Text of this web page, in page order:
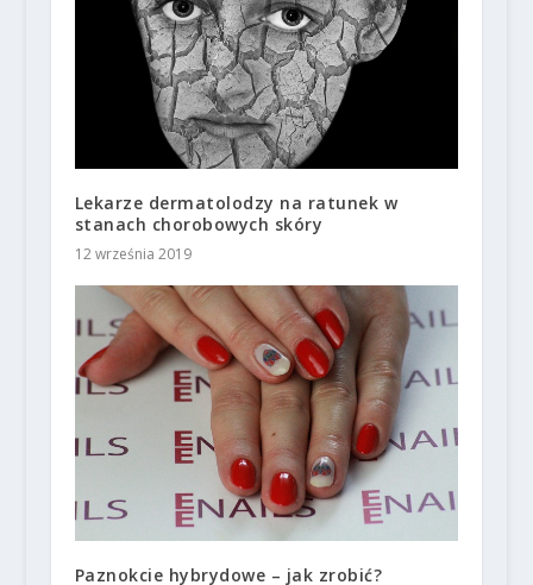
Lekarze dermatolodzy na ratunek w
stanach chorobowych skóry
12 września 2019
Paznokcie hybrydowe – jak zrobić?